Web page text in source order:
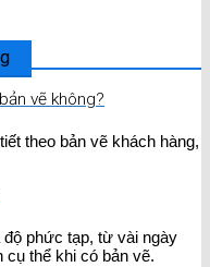
vẽ không?
theo bản vẽ khách hàng,
phức tạp, từ vài ngày
cụ thể khi có bản vẽ.